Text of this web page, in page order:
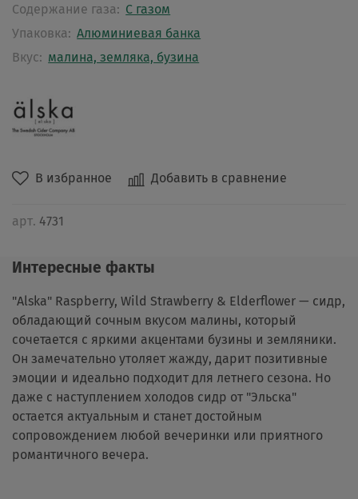
В избранное Добавить в сравнение
арт. 4731
Содержание газа: С газом
Упаковка: Алюминиевая банка
Вкус: малина, земляка, бузина
Интересные факты
"Alska" Raspberry, Wild Strawberry & Elderflower — сидр,
обладающий сочным вкусом малины, который
сочетается с яркими акцентами бузины и земляники.
Он замечательно утоляет жажду, дарит позитивные
эмоции и идеально подходит для летнего сезона. Но
даже с наступлением холодов сидр от "Эльска"
остается актуальным и станет достойным
сопровождением любой вечеринки или приятного
романтичного вечера.